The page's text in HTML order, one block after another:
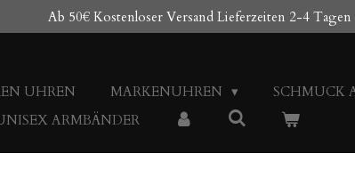
Ab 50€ Kostenloser Versand Lieferzeiten 2-4 Tagen
UHREN MARKENUHREN SCHMUCK
ARMBÄNDER